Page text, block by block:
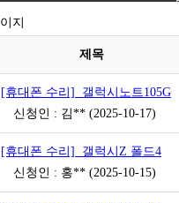
지
제목
[휴대폰 수리] 갤럭시노트105G
신청인 : 김** (2025-10-17)
[휴대폰 수리] 갤럭시Z 폴드4
신청인 : 홍** (2025-10-15)